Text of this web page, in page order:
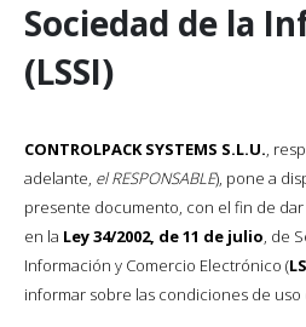
Sociedad de la
(LSSI)
CONTROLPACK SYSTEMS S.L.U.,
adelante, el RESPONSABLE), pone a
presente documento, con el fin de
en la Ley 34/2002, de 11 de julio, de
Información y Comercio Electrónico (
informar sobre las condiciones de uso